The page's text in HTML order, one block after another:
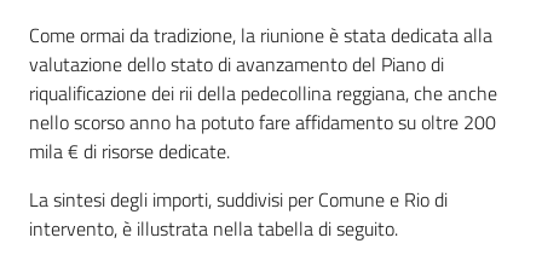
Come ormai da tradizione, la riunione è stata dedicata alla
valutazione dello stato di avanzamento del Piano di
riqualificazione dei rii della pedecollina reggiana, che anche
nello scorso anno ha potuto fare affidamento su oltre 200
mila € di risorse dedicate.
La sintesi degli importi, suddivisi per Comune e Rio di
intervento, è illustrata nella tabella di seguito.